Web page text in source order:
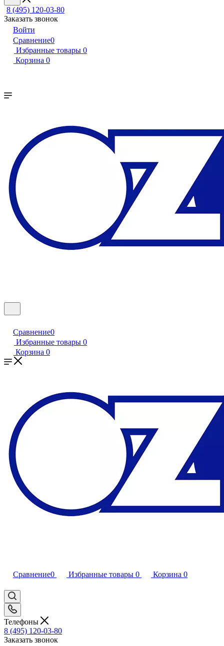
8 (495) 120-03-80
Заказать звонок
Войти
Сравнение0
Избранные товары 0
Корзина 0
Сравнение0
Избранные товары 0
Корзина 0
Сравнение0 Избранные товары 0 Корзина 0
Телефоны
8 (495) 120-03-80
Заказать звонок